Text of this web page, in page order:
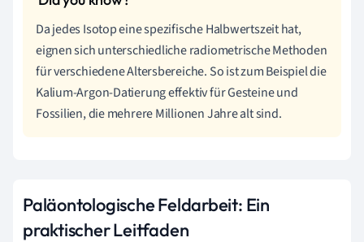
Da jedes Isotop eine spezifische Halbwertszeit hat,
eignen sich unterschiedliche radiometrische Methoden
für verschiedene Altersbereiche. So ist zum Beispiel die
Kalium-Argon-Datierung effektiv für Gesteine und
Fossilien, die mehrere Millionen Jahre alt sind.
Paläontologische Feldarbeit: Ein
praktischer Leitfaden